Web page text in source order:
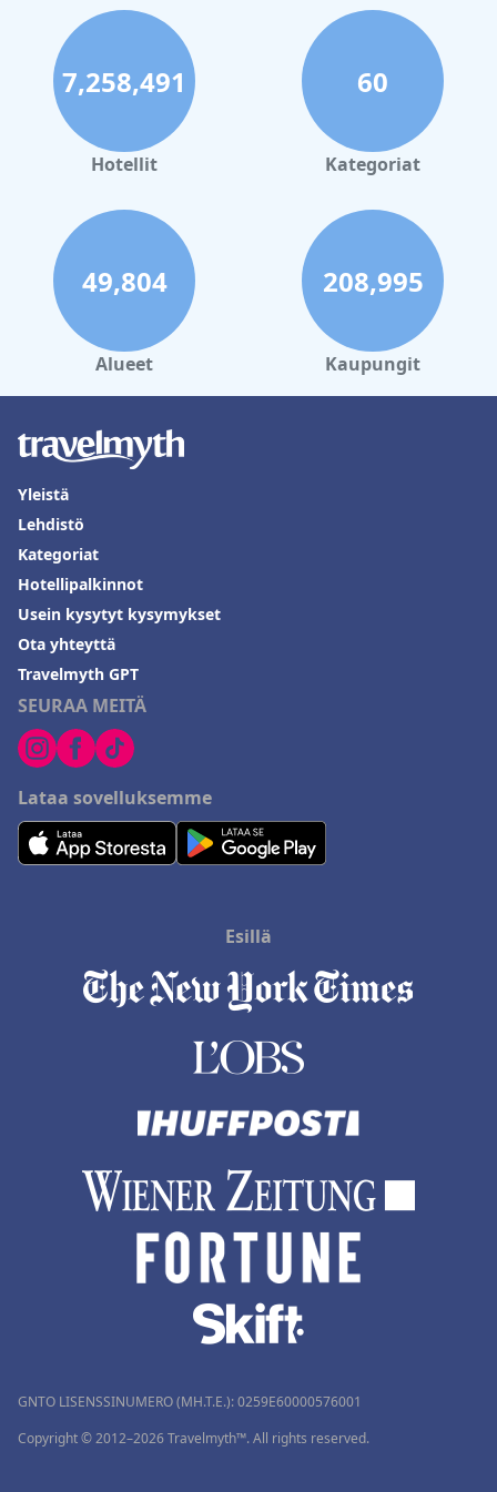
7,258,491
Hotellit
60
Kategoriat
49,804
Alueet
208,995
Kaupungit
SEURAA MEITÄ
Lataa sovelluksemme
Yleistä
Lehdistö
Kategoriat
Hotellipalkinnot
Usein kysytyt kysymykset
Ota yhteyttä
Travelmyth GPT
Esillä
GNTO LISENSSINUMERO (MH.T.E.): 0259Ε60000576001
Copyright © 2012–2026 Travelmyth™. All rights reserved.